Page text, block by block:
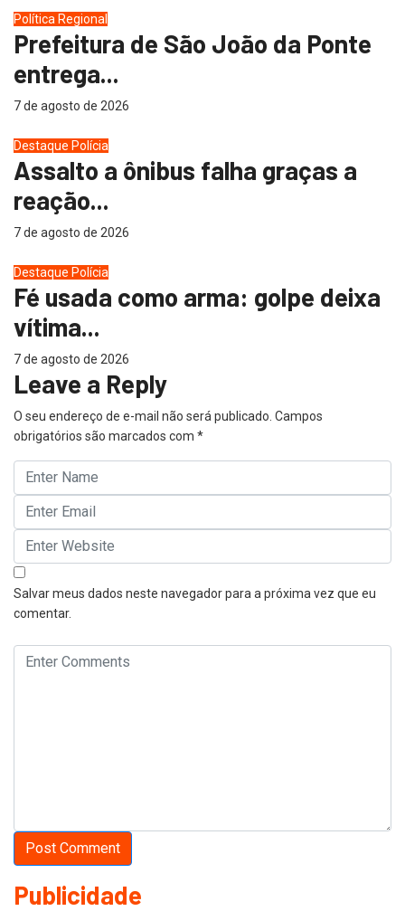
Política Regional
Prefeitura de São João da Ponte
entrega...
7 de agosto de 2026
Destaque Polícia
Assalto a ônibus falha graças a
reação...
7 de agosto de 2026
Destaque Polícia
Fé usada como arma: golpe deixa
vítima...
7 de agosto de 2026
Leave a Reply
O seu endereço de e-mail não será publicado. Campos
obrigatórios são marcados com *
Salvar meus dados neste navegador para a próxima vez que eu
comentar.
Publicidade